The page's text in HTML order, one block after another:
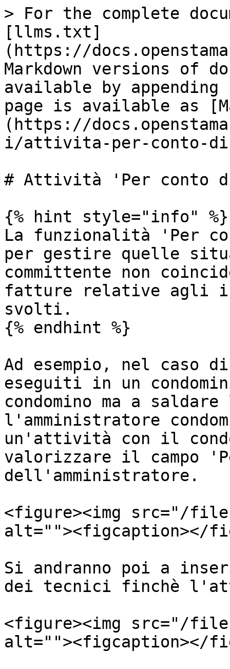
> For the complete
[llms.txt]
(https://
Markdown versions of
available by
page is available as
(https://
i/attivita-per-conto-
# Attività 'Per conto
{% hint style="info" %}
La funzionalità 'Per
per gestire quelle
committente non
fatture relative agli
svolti.
{% endhint %}
Ad esempio, nel caso
eseguiti in un
condomino ma a
l'amministratore
un'attività con il
valorizzare il campo
dell'amministratore.
<figure><img src="/
alt=""><figcaption></
Si andranno poi a
dei tecnici finchè
<figure><img src="/files/
alt=""><figcaption></